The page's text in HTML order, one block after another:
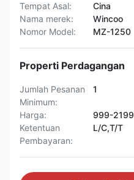
Tempat Asal:
Cina
Nama merek:
Wincoo
Nomor Model:
MZ-1250
Properti Perdagangan
Jumlah Pesanan
Minimum:
1
Harga:
999-2199
Ketentuan
Pembayaran:
L/C,T/T